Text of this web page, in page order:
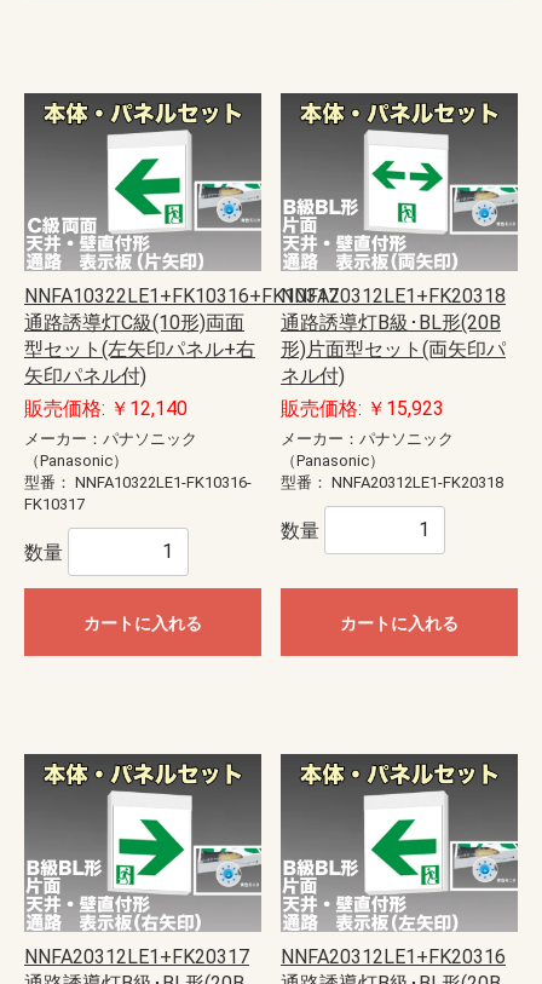
NNFA10322LE1+FK10316+FK10317
通路誘導灯C級(10形)両面
型セット(左矢印パネル+右
矢印パネル付)
販売価格: ￥12,140
メーカー：パナソニック
（Panasonic）
型番： NNFA10322LE1-FK10316-
FK10317
数量
カートに入れる
NNFA20312LE1+FK20318
通路誘導灯B級･BL形(20B
形)片面型セット(両矢印パ
ネル付)
販売価格: ￥15,923
メーカー：パナソニック
（Panasonic）
型番： NNFA20312LE1-FK20318
数量
カートに入れる
NNFA20312LE1+FK20317
NNFA20312LE1+FK20316